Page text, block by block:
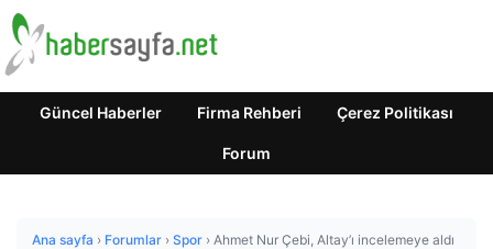
Güncel Haberler Firma Rehberi Çerez Politikası
Forum
Ana sayfa › Forumlar › Spor › Ahmet Nur Çebi, Altay’ı incelemeye aldı